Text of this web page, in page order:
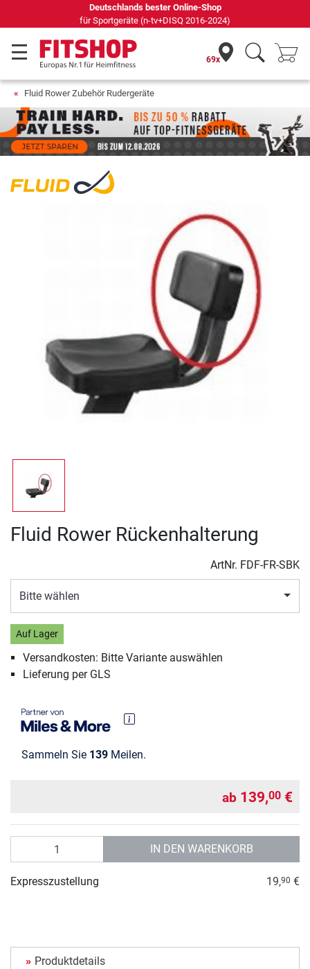
Deutschlands bester Online-Shop
für Sportgeräte (n-tv+DISQ 2016-2024)
69x
Fluid Rower Zubehör Rudergeräte
Fluid Rower Rückenhalterung
ArtNr. FDF-FR-SBK
Bitte wählen
Auf Lager
Versandkosten: Bitte Variante auswählen
Lieferung per GLS
Sammeln Sie 139 Meilen.
ab 139,00 €
IN DEN WARENKORB
Expresszustellung 19,90 €
Produktdetails